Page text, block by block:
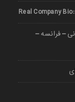
Real Company
– آلمانی – فرانسه –